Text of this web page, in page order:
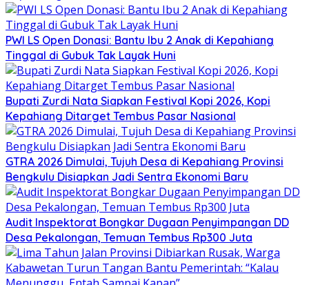
PWI LS Open Donasi: Bantu Ibu 2 Anak di Kepahiang
Tinggal di Gubuk Tak Layak Huni
Bupati Zurdi Nata Siapkan Festival Kopi 2026, Kopi
Kepahiang Ditarget Tembus Pasar Nasional
GTRA 2026 Dimulai, Tujuh Desa di Kepahiang Provinsi
Bengkulu Disiapkan Jadi Sentra Ekonomi Baru
Audit Inspektorat Bongkar Dugaan Penyimpangan DD
Desa Pekalongan, Temuan Tembus Rp300 Juta